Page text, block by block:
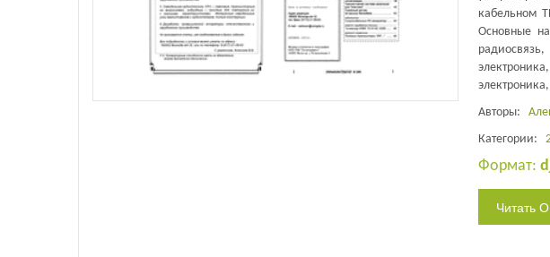
кабельном
Основные
Авторы:
Категории:
Формат: